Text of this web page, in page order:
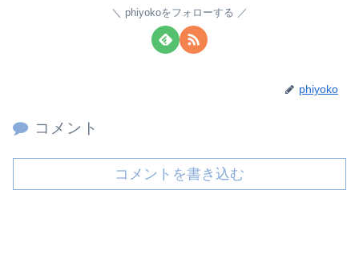
phiyokoをフォローする
phiyoko
コメント
コメントを書き込む